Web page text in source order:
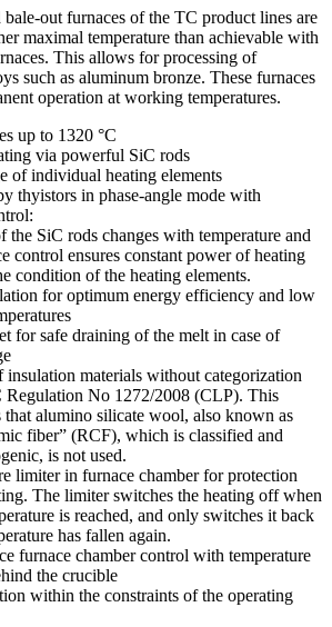
out furnaces of the TC product lines are
maximal temperature than achievable with
This allows for processing of
such as aluminum bronze. These furnaces
operation at working temperatures.
up to 1320 °C
via powerful SiC rods
of individual heating elements
thyistors in phase-angle mode with
the SiC rods changes with temperature and
control ensures constant power of heating
condition of the heating elements.
for optimum energy efficiency and low
for safe draining of the melt in case of
insulation materials without categorization
Regulation No 1272/2008 (CLP). This
alumino silicate wool, also known as
fiber” (RCF), which is classified and
is not used.
limiter in furnace chamber for protection
The limiter switches the heating off when
is reached, and only switches it back
has fallen again.
furnace chamber control with temperature
the crucible
within the constraints of the operating